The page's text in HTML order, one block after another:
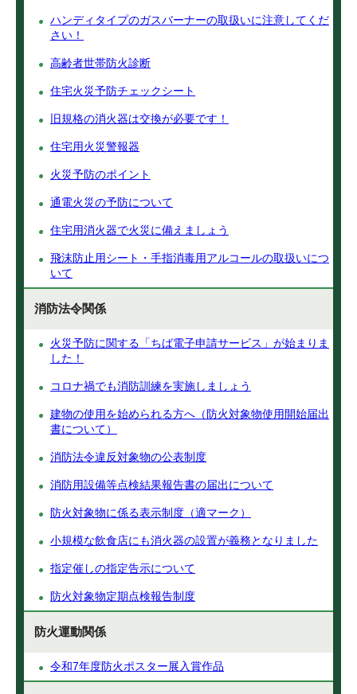
ハンディタイプのガスバーナーの取扱いに注意してくだ
さい！
高齢者世帯防火診断
住宅火災予防チェックシート
旧規格の消火器は交換が必要です！
住宅用火災警報器
火災予防のポイント
通電火災の予防について
住宅用消火器で火災に備えましょう
飛沫防止用シート・手指消毒用アルコールの取扱いにつ
いて
消防法令関係
火災予防に関する「ちば電子申請サービス」が始まりま
した！
コロナ禍でも消防訓練を実施しましょう
建物の使用を始められる方へ（防火対象物使用開始届出
書について）
消防法令違反対象物の公表制度
消防用設備等点検結果報告書の届出について
防火対象物に係る表示制度（適マーク）
小規模な飲食店にも消火器の設置が義務となりました
指定催しの指定告示について
防火対象物定期点検報告制度
防火運動関係
令和7年度防火ポスター展入賞作品